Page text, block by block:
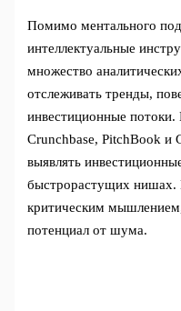
Помимо ментального
интеллектуальные
множество
отслеживать тренды,
инвестиционные
Crunchbase, PitchBook и
выявлять
быстрорастущих нишах.
критическим
потенциал от шума.